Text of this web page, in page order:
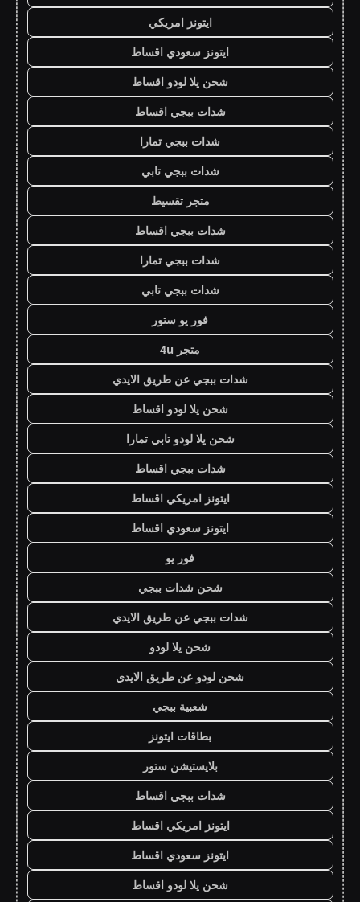
ايتونز امريكي
ايتونز سعودي اقساط
شحن يلا لودو اقساط
شدات ببجي اقساط
شدات ببجي تمارا
شدات ببجي تابي
متجر تقسيط
شدات ببجي اقساط
شدات ببجي تمارا
شدات ببجي تابي
فور يو ستور
متجر 4u
شدات ببجي عن طريق الايدي
شحن يلا لودو اقساط
شحن يلا لودو تابي تمارا
شدات ببجي اقساط
ايتونز امريكي اقساط
ايتونز سعودي اقساط
فور يو
شحن شدات ببجي
شدات ببجي عن طريق الايدي
شحن يلا لودو
شحن لودو عن طريق الايدي
شعبية ببجي
بطاقات ايتونز
بلايستيشن ستور
شدات ببجي اقساط
ايتونز امريكي اقساط
ايتونز سعودي اقساط
شحن يلا لودو اقساط